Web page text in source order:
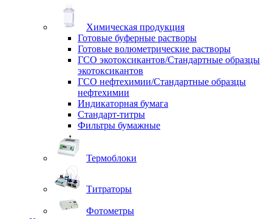
Химическая продукция
Готовые буферные растворы
Готовые волюметрические растворы
ГСО экотоксикантов/Стандартные образцы
экотоксикантов
ГСО нефтехимии/Стандартные образцы
нефтехимии
Индикаторная бумага
Стандарт-титры
Фильтры бумажные
Термоблоки
Титраторы
Фотометры